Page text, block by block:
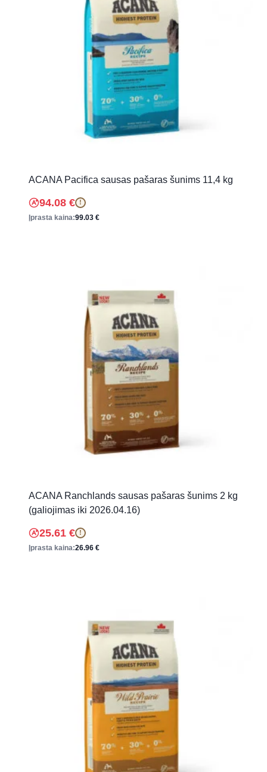
ACANA Pacifica sausas pašaras šunims 11,4 kg
94.08 € !
Įprasta kaina:99.03 €
ACANA Ranchlands sausas pašaras šunims 2 kg
(galiojimas iki 2026.04.16)
25.61 € !
Įprasta kaina:26.96 €